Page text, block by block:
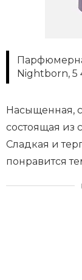
Nightborn, 5
Насыщенная,
состоящая из
Сладкая и
понравится